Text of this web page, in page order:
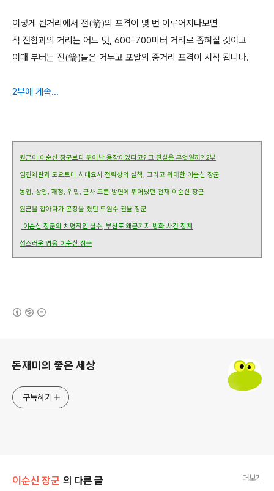
이렇게 원거리에서 전(箭)의 포격이 몇 번 이루어지다보면
적 전함과의 거리는 어느 덧, 600-700미터 거리로 좁혀질 것이고
이때 부터는 전(箭)들은 거두고 포알의 중거리 포격이 시작 됩니다.
2부에 계속...
원균이 이순신 장군보다 뛰어난 용장이었다고? 그 진실은 무엇일까? 2부
임진왜란과 도요토미 히데요시 전략상의 실책, 그리고 위대한 이순신 장군
농업, 상업, 재정, 위민, 군사 모든 방면에 뛰어났던 천재 이순신 장군
원균을 잡아다가 곤장을 쳤던 도원수 권율 장군
이순신 장군의 치명적인 실수, 부산포 왜군기지 방화 사건 장계
성스러운 영웅 이순신 장군
돈재미의 좋은 세상
구독하기
이순신 장군 의 다른 글 더보기